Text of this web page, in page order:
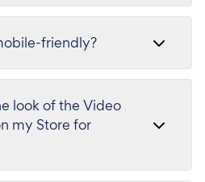
friendly?
look of the Video
my Store for